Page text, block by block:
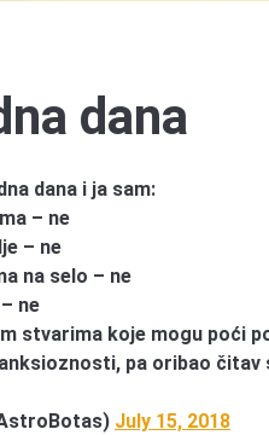
dana
dana i ja sam:
– ne
– ne
na selo – ne
ne
stvarima koje mogu poći
pa oribao čitav
July 15, 2018